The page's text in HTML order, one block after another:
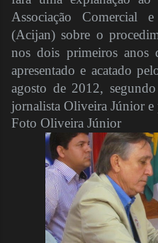
Associação Comercial
(Acijan) sobre o
nos dois primeiros
apresentado e acatado
agosto de 2012,
jornalista Oliveira Júnior e
Foto Oliveira Júnior